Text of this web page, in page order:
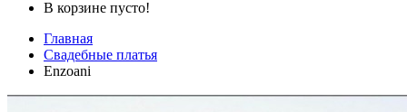
В корзине пусто!
Главная
Свадебные платья
Enzoani